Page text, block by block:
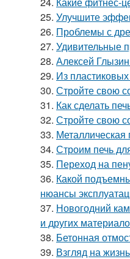
25. Улучшите
26. Проблемы с
27. Удивительные
28. Алексей
29. Из
30. Стройте свою
31. Как сделать
32. Стройте свою
33. Металлическая
34. Строим печь
35. Переход на
36. Какой
нюансы
37. Новогодний
и других
38. Бетонная
39. Взгляд на